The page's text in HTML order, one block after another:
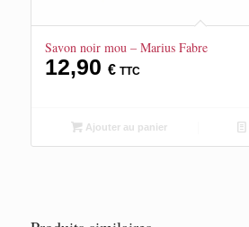
Savon noir mou – Marius Fabre
12,90 € TTC
Ajouter au panier